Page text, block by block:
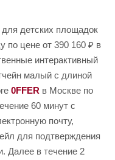
для детских площадок
по цене от 390 160 ₽ в
интерактивный
малый с длиной
0FFER в Москве по
60 минут с
почту,
для подтверждения
Далее в течение 2